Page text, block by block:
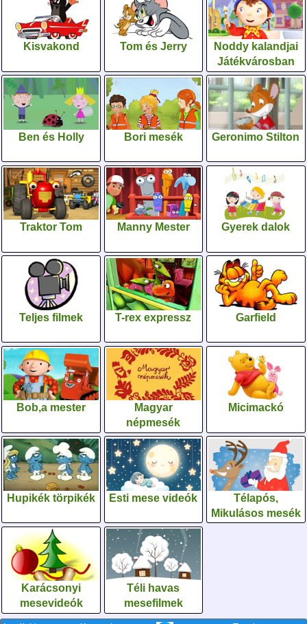
Kisvakond Tom és Jerry
Noddy kalandjai
Játékvárosban
Ben és Holly Bori mesék Geronimo Stilton
Traktor Tom Manny Mester Gyerek dalok
Teljes filmek T-rex expressz Garfield
Bob,a mester
Magyar
népmesék
Micimackó
Hupikék törpikék Esti mese videók
Télapós,
Mikulásos mesék
Karácsonyi
mesevideók
Téli havas
mesefilmek